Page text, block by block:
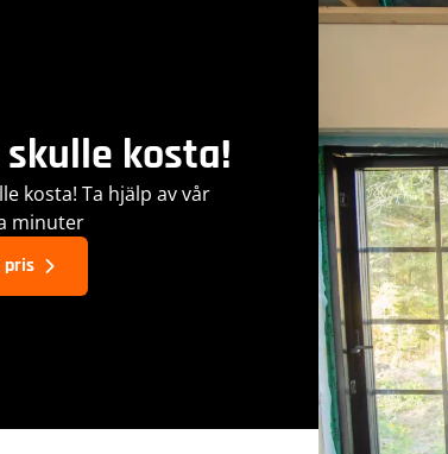
kosta!
kosta! Ta hjälp av vår
minuter
pris